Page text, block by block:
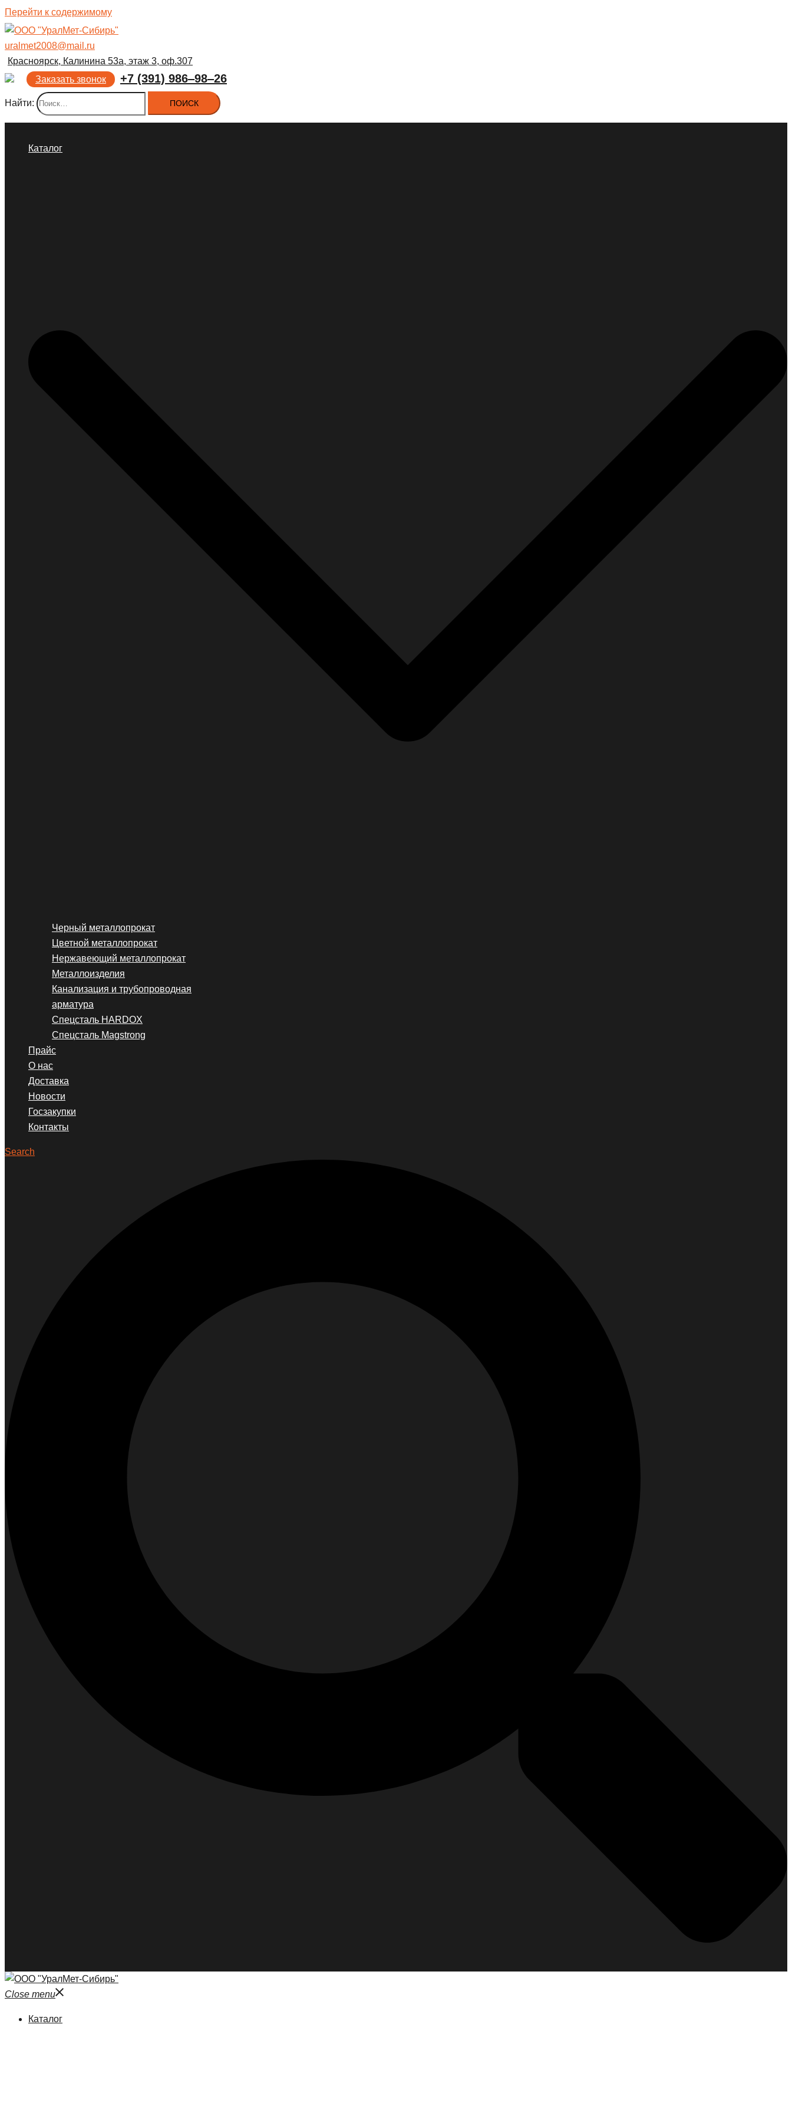
Перейти к содержимому
uralmet2008@mail.ru
Красноярск, Калинина 53а, этаж 3, оф.307
Заказать звонок
+7 (391) 986‒98‒26
Найти:
Каталог
Черный металлопрокат
Цветной металлопрокат
Нержавеющий металлопрокат
Металлоизделия
Канализация и трубопроводная
арматура
Спецсталь HARDOX
Спецсталь Magstrong
Прайс
О нас
Доставка
Новости
Госзакупки
Контакты
Search
Close menu
Каталог